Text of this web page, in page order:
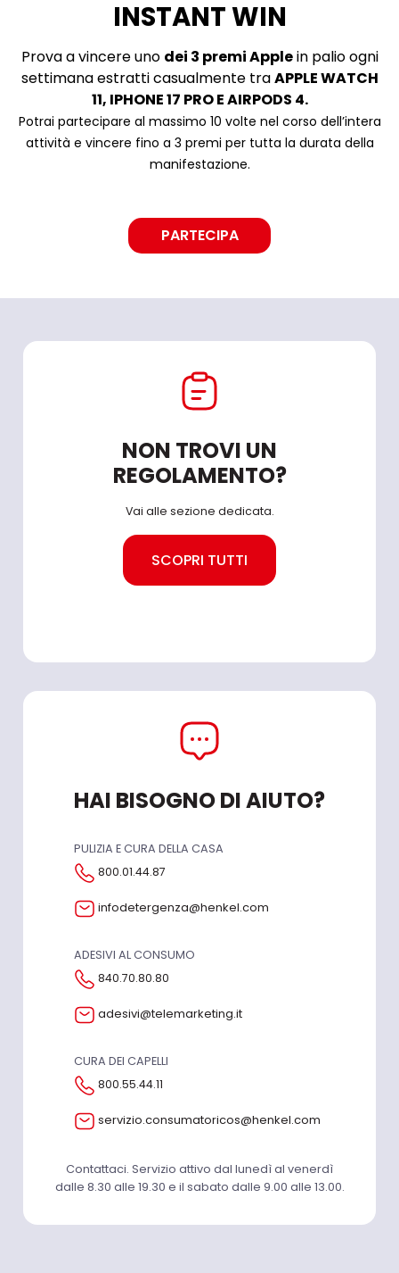
INSTANT WIN
Prova a vincere uno dei 3 premi Applein palio ogni
settimana estratti casualmente traAPPLE WATCH
11, IPHONE 17 PRO E AIRPODS 4.
Potrai partecipare al massimo 10 volte nel corso dell’intera
attività e vincere fino a 3 premi per tutta la durata della
manifestazione.
PARTECIPA
NON TROVI UN
REGOLAMENTO?
Vai alle sezione dedicata.
SCOPRI TUTTI
HAI BISOGNO DI AIUTO?
PULIZIA E CURA DELLA CASA
800.01.44.87
infodetergenza@henkel.com
ADESIVI AL CONSUMO
840.70.80.80
adesivi@telemarketing.it
CURA DEI CAPELLI
800.55.44.11
servizio.consumatoricos@henkel.com
Contattaci. Servizio attivo dal lunedì al venerdì
dalle 8.30 alle 19.30 e il sabato dalle 9.00 alle 13.00.